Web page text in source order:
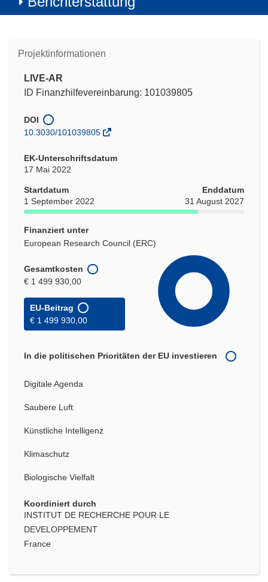
Projektinformationen
LIVE-AR
ID Finanzhilfevereinbarung: 101039805
DOI
10.3030/101039805
EK-Unterschriftsdatum
17 Mai 2022
Startdatum
1 September 2022
Enddatum
31 August 2027
Finanziert unter
European Research Council (ERC)
Gesamtkosten
€ 1 499 930,00
EU-Beitrag
€ 1 499 930,00
In die politischen Prioritäten der EU investieren
Digitale Agenda
Saubere Luft
Künstliche Intelligenz
Klimaschutz
Biologische Vielfalt
Koordiniert durch
INSTITUT DE RECHERCHE POUR LE
DEVELOPPEMENT
France